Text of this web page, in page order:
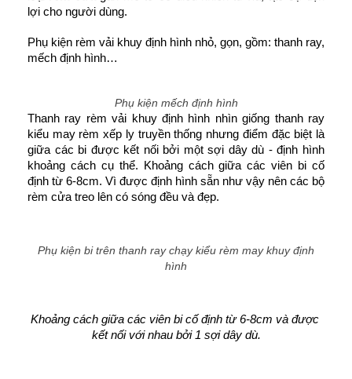
lợi cho người dùng.
Phụ kiện rèm vải khuy định hình nhỏ, gọn, gồm: thanh ray,
mếch định hình…
Phụ kiện mếch định hình
Thanh ray rèm vải khuy định hình nhìn giống thanh ray
kiểu may rèm xếp ly truyền thống nhưng điểm đặc biệt là
giữa các bi được kết nối bởi một sợi dây dù - định hình
khoảng cách cụ thể. Khoảng cách giữa các viên bi cố
định từ 6-8cm. Vì được định hình sẵn như vậy nên các bộ
rèm cửa treo lên có sóng đều và đẹp.
Phụ kiện bi trên thanh ray chạy kiểu rèm may khuy định
hình
Khoảng cách giữa các viên bi cố định từ 6-8cm và được
kết nối với nhau bởi 1 sợi dây dù.